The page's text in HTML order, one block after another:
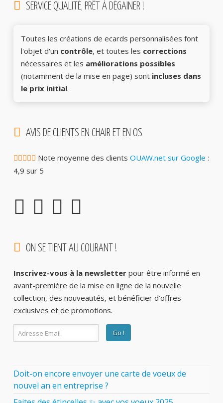
SERVICE QUALITÉ, PRÊT À DÉGAINER !
Toutes les créations de ecards personnalisées font
l'objet d'un contrôle, et toutes les corrections
nécessaires et les améliorations possibles
(notamment de la mise en page) sont incluses dans
le prix initial.
AVIS DE CLIENTS EN CHAIR ET EN OS
Note moyenne des clients OUAW.net sur Google :
4,9 sur 5
ON SE TIENT AU COURANT !
Inscrivez-vous à la newsletterpour être informé en
avant-première de la mise en ligne de la nouvelle
collection, des nouveautés, et bénéficier d’offres
exclusives et de promotions.
Doit-on encore envoyer une carte de voeux de
nouvel an en entreprise ?